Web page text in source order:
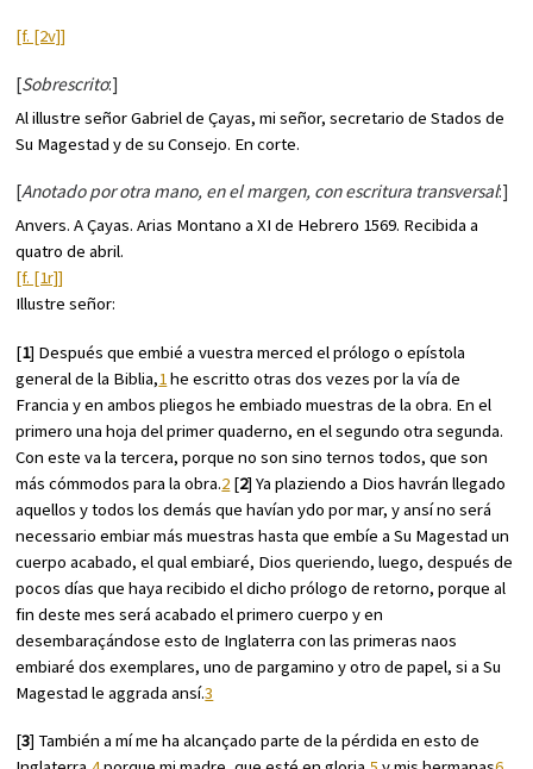
[f. [2v]]
[Sobrescrito:]
Al illustre señor Gabriel de Çayas, mi señor, secretario de Stados de
Su Magestad y de su Consejo. En corte.
[Anotado por otra mano, en el margen, con escritura transversal:]
Anvers. A Çayas. Arias Montano a XI de Hebrero 1569. Recibida a
quatro de abril.
[f. [1r]]
Illustre señor:
[1] Después que embié a vuestra merced el prólogo o epístola
general de la Biblia,1 he escritto otras dos vezes por la vía de
Francia y en ambos pliegos he embiado muestras de la obra. En el
primero una hoja del primer quaderno, en el segundo otra segunda.
Con este va la tercera, porque no son sino ternos todos, que son
más cómmodos para la obra.2 [2] Ya plaziendo a Dios havrán llegado
aquellos y todos los demás que havían ydo por mar, y ansí no será
necessario embiar más muestras hasta que embíe a Su Magestad un
cuerpo acabado, el qual embiaré, Dios queriendo, luego, después de
pocos días que haya recibido el dicho prólogo de retorno, porque al
fin deste mes será acabado el primero cuerpo y en
desembaraçándose esto de Inglaterra con las primeras naos
embiaré dos exemplares, uno de pargamino y otro de papel, si a Su
Magestad le aggrada ansí.3
[3] También a mí me ha alcançado parte de la pérdida en esto de